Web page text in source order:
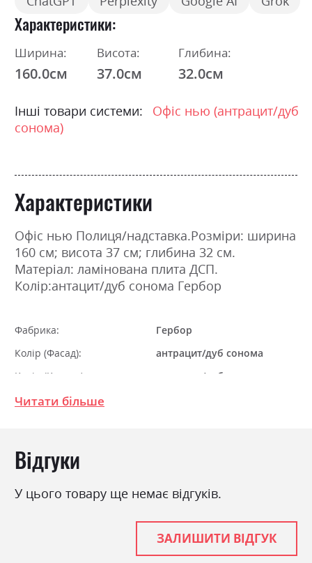
Характеристики
Ширина:
160.0см
Висота:
37.0см
Глибина:
32.0см
Інші товари системи:
Офіс нью (антрацит/дуб
сонома)
Характеристики
Офіс нью Полиця/надставка.Розміри: ширина
160 см; висота 37 см; глибина 32 см.
Матеріал: ламінована плита ДСП.
Колір:антацит/дуб сонома Гербор
Фабрика:
Гербор
Колір (Фасад):
антрацит/дуб сонома
Колір (Корпус):
антрацит/дуб сонома
Колір матеріалу
Читати більше
Відгуки
У цього товару ще немає відгуків.
ЗАЛИШИТИ ВІДГУК